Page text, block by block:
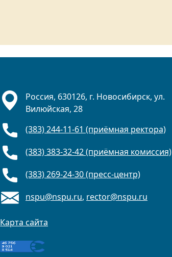
Россия, 630126, г. Новосибирск, ул.
Вилюйская, 28
(383) 244-11-61 (приёмная ректора)
(383) 383-32-42 (приёмная комиссия)
(383) 269-24-30 (пресс-центр)
nspu@nspu.ru, rector@nspu.ru
Карта сайта